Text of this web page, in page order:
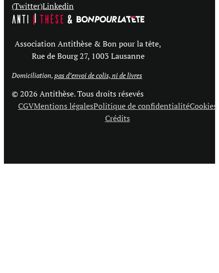
(Twitter)Linkedin
Association Antithèse & Bon pour la tête,
Rue de Bourg 27, 1003 Lausanne
Domiciliation,pas d’envoi de colis, ni de livres
© 2026 Antithèse. Tous droits résevés
CGVMentions légalesPolitique de confidentialitéCookies
Crédits